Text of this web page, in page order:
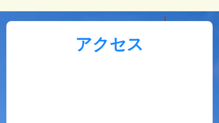
アクセス